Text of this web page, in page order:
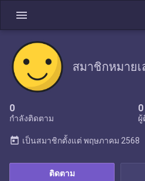
menu
สมาชิกหมายเ
0
กำลังติดตาม
0
ผู้
ติดตาม
today เป็นสมาชิกตั้งแต่ พฤษภาคม 2568